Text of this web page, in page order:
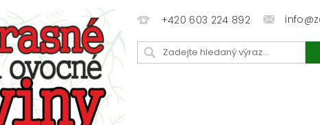
+420 603 224 892